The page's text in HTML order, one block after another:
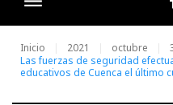
Inicio 2021 octubre
Las fuerzas de seguridad
educativos de Cuenca el último